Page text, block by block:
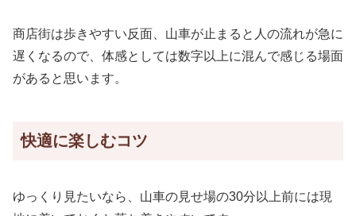
商店街は歩きやすい反面、山車が止まると人の流れが急に
遅くなるので、体感としては数字以上に混んで感じる場面
があると思います。
快適に楽しむコツ
ゆっくり見たいなら、山車の見せ場の30分以上前には現